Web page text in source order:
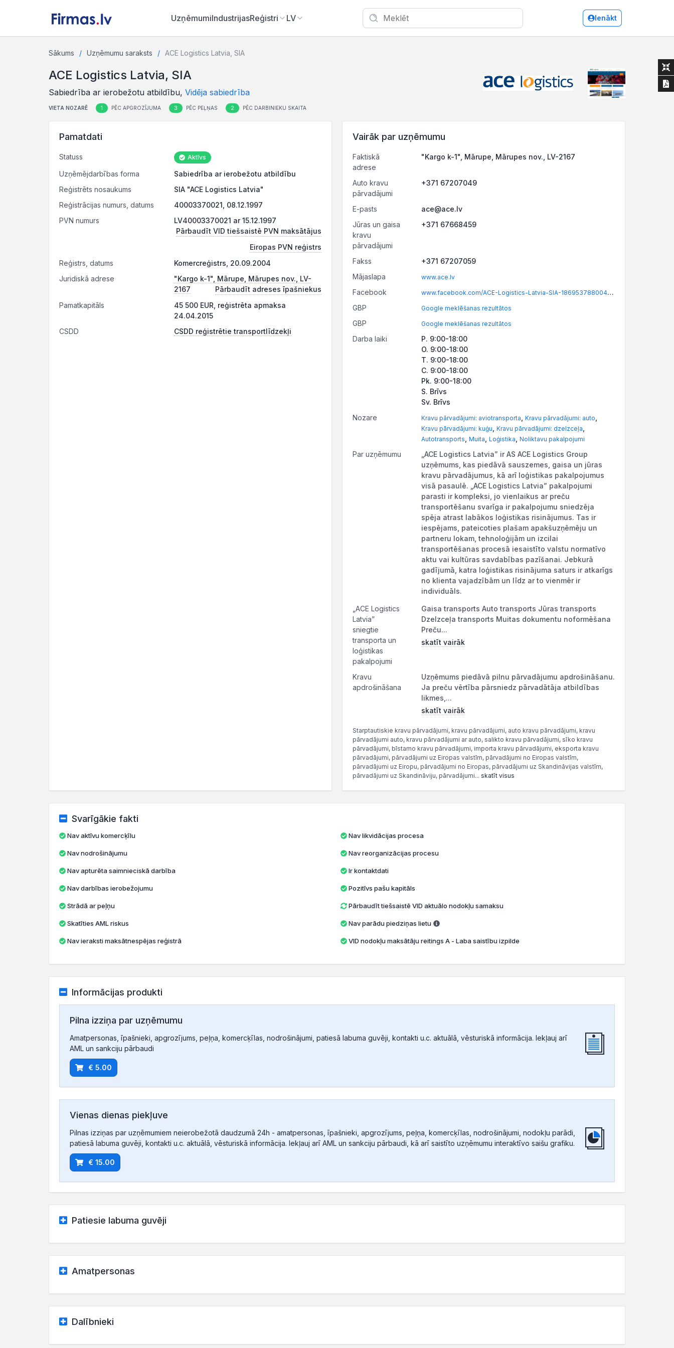
UzņēmumiIndustrijasReģistri LV Ienākt
Sākums Uzņēmumu saraksts ACE Logistics Latvia, SIA
ACE Logistics Latvia, SIA
Sabiedrība ar ierobežotu atbildību, Vidēja sabiedrība
VIETA NOZARĒ 1 PĒC APGROZĪJUMA 3 PĒC PEĻŅAS 2 PĒC DARBINIEKU SKAITA
Pamatdati
Statuss Aktīvs
Uzņēmējdarbības forma
Sabiedrība ar ierobežotu atbildību
Reģistrēts nosaukums
SIA "ACE Logistics Latvia"
Reģistrācijas numurs, datums
40003370021, 08.12.1997
PVN numurs
LV40003370021 ar 15.12.1997
Pārbaudīt VID tiešsaistē PVN maksātājus
Eiropas PVN reģistrs
Reģistrs, datums
Komercreģistrs, 20.09.2004
Juridiskā adrese
"Kargo k-1", Mārupe, Mārupes nov., LV-
2167
Pārbaudīt adreses īpašniekus
Pamatkapitāls
45 500 EUR, reģistrēta apmaksa
24.04.2015
CSDD
CSDD reģistrētie transportlīdzekļi
Vairāk par uzņēmumu
Faktiskā
adrese
"Kargo k-1", Mārupe, Mārupes nov., LV-2167
Auto kravu
pārvadājumi
+371 67207049
E-pasts
ace@ace.lv
Jūras un gaisa
kravu
pārvadājumi
+371 67668459
Fakss
+371 67207059
Mājaslapa
www.ace.lv
Facebook
www.facebook.com/ACE-Logistics-Latvia-SIA-186953788004170/
GBP
Google meklēšanas rezultātos
GBP Google meklēšanas rezultātos
Darba laiki
P. 9:00-18:00
O. 9:00-18:00
T. 9:00-18:00
C. 9:00-18:00
Pk. 9:00-18:00
S. Brīvs
Sv. Brīvs
Nozare
Kravu pārvadājumi: aviotransporta Kravu pārvadājumi: auto
Kravu pārvadājumi: kuģu Kravu pārvadājumi: dzelzceļa
Autotransports Muita Loģistika Noliktavu pakalpojumi
Par uzņēmumu
„ACE Logistics Latvia” ir AS ACE Logistics Group
uzņēmums, kas piedāvā sauszemes, gaisa un jūras
kravu pārvadājumus, kā arī loģistikas pakalpojumus
visā pasaulē. „ACE Logistics Latvia” pakalpojumi
parasti ir kompleksi, jo vienlaikus ar preču
transportēšanu svarīga ir pakalpojumu sniedzēja
spēja atrast labākos loģistikas risinājumus. Tas ir
iespējams, pateicoties plašam apakšuzņēmēju un
partneru lokam, tehnoloģijām un izcilai
transportēšanas procesā iesaistīto valstu normatīvo
aktu vai kultūras savdabības pazīšanai. Jebkurā
gadījumā, katra loģistikas risinājuma saturs ir atkarīgs
no klienta vajadzībām un līdz ar to vienmēr ir
individuāls.
„ACE Logistics
Latvia”
sniegtie
transporta un
loģistikas
pakalpojumi
Gaisa transports Auto transports Jūras transports
Dzelzceļa transports Muitas dokumentu noformēšana
Preču...
skatīt vairāk
Kravu
apdrošināšana
Uzņēmums piedāvā pilnu pārvadājumu apdrošināšanu.
Ja preču vērtība pārsniedz pārvadātāja atbildības
likmes,...
skatīt vairāk
Starptautiskie kravu pārvadājumi, kravu pārvadājumi, auto kravu pārvadājumi, kravu
pārvadājumi auto, kravu pārvadājumi ar auto, salikto kravu pārvadājumi, sīko kravu
pārvadājumi, bīstamo kravu pārvadājumi, importa kravu pārvadājumi, eksporta kravu
pārvadājumi, pārvadājumi uz Eiropas valstīm, pārvadājumi no Eiropas valstīm,
pārvadājumi uz Eiropu, pārvadājumi no Eiropas, pārvadājumi uz Skandināvijas valstīm,
pārvadājumi uz Skandināviju, pārvadājumi... skatīt visus
Svarīgākie fakti
Nav aktīvu komercķīlu
Nav nodrošinājumu
Nav apturēta saimnieciskā darbība
Nav darbības ierobežojumu
Strādā ar peļņu
Skatīties AML riskus
Nav ieraksti maksātnespējas reģistrā
Nav likvidācijas procesa
Nav reorganizācijas procesu
Ir kontaktdati
Pozitīvs pašu kapitāls
Pārbaudīt tiešsaistē VID aktuālo nodokļu samaksu
Nav parādu piedziņas lietu
VID nodokļu maksātāju reitings A - Laba saistību izpilde
Informācijas produkti
Pilna izziņa par uzņēmumu
Amatpersonas, īpašnieki, apgrozījums, peļņa, komercķīlas, nodrošinājumi, patiesā labuma guvēji, kontakti u.c. aktuālā, vēsturiskā informācija. Iekļauj arī
AML un sankciju pārbaudi
€ 5.00
Vienas dienas piekļuve
Pilnas izziņas par uzņēmumiem neierobežotā daudzumā 24h - amatpersonas, īpašnieki, apgrozījums, peļņa, komercķīlas, nodrošinājumi, nodokļu parādi,
patiesā labuma guvēji, kontakti u.c. aktuālā, vēsturiskā informācija. Iekļauj arī AML un sankciju pārbaudi, kā arī saistīto uzņēmumu interaktīvo saišu grafiku.
€ 15.00
Patiesie labuma guvēji
Amatpersonas
Dalībnieki